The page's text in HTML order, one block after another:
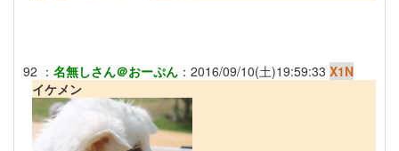
92 ： 名無しさん＠おーぷん ： 2016/09/10(土)19:59:33 X1N
イケメン